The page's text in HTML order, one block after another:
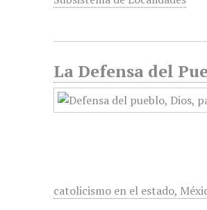
La Defensa del
catolicismo en el estado,